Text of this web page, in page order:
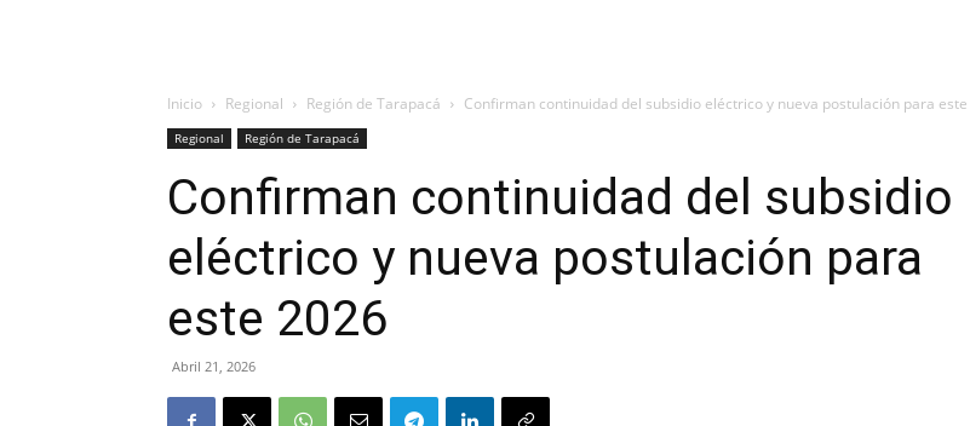
Inicio Regional Región de Tarapacá Confirman continuidad del subsidio eléctrico y nueva postulación para este
Regional Región de Tarapacá
Confirman continuidad del subsidio
eléctrico y nueva postulación para
este 2026
Abril 21, 2026